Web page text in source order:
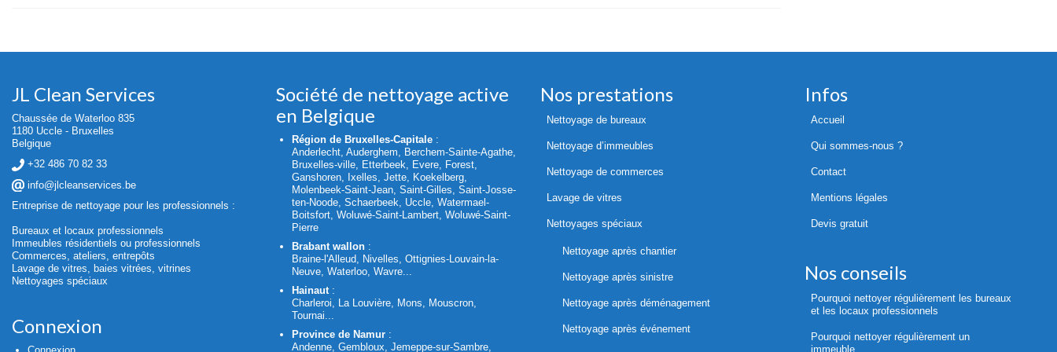
JL Clean Services
Chaussée de Waterloo 835
1180 Uccle - Bruxelles
Belgique
+32 486 70 82 33
info@jlcleanservices.be
Entreprise de nettoyage pour les professionnels :
Bureaux et locaux professionnels
Immeubles résidentiels ou professionnels
Commerces, ateliers, entrepôts
Lavage de vitres, baies vitrées, vitrines
Nettoyages spéciaux
Connexion
Société de nettoyage active
en Belgique
Région de Bruxelles-Capitale :
Anderlecht, Auderghem, Berchem-Sainte-Agathe,
Bruxelles-ville, Etterbeek, Evere, Forest,
Ganshoren, Ixelles, Jette, Koekelberg,
Molenbeek-Saint-Jean, Saint-Gilles, Saint-Josse-
ten-Noode, Schaerbeek, Uccle, Watermael-
Boitsfort, Woluwé-Saint-Lambert, Woluwé-Saint-
Pierre
Brabant wallon :
Braine-l'Alleud, Nivelles, Ottignies-Louvain-la-
Neuve, Waterloo, Wavre...
Hainaut:
Charleroi, La Louvière, Mons, Mouscron,
Tournai...
Province de Namur :
Andenne, Gembloux, Jemeppe-sur-Sambre,
Nos prestations
Nettoyage de bureaux
Nettoyage d’immeubles
Nettoyage de commerces
Lavage de vitres
Nettoyages spéciaux
Nettoyage après chantier
Nettoyage après sinistre
Nettoyage après déménagement
Nettoyage après événement
Infos
Accueil
Qui sommes-nous ?
Contact
Mentions légales
Devis gratuit
Nos conseils
Pourquoi nettoyer régulièrement les bureaux
et les locaux professionnels
Pourquoi nettoyer régulièrement un
immeuble